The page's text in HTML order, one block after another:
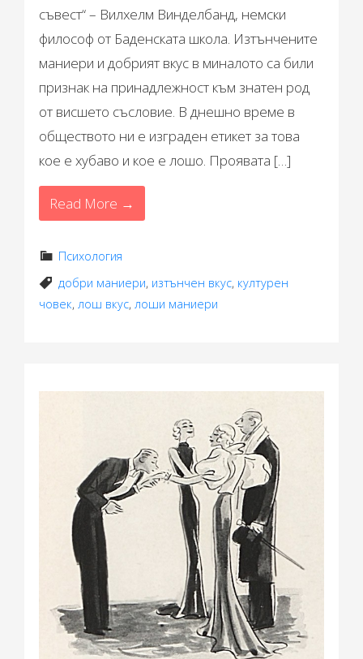
съвест“ – Вилхелм Винделбанд, немски
философ от Баденската школа. Изтънчените
маниери и добрият вкус в миналото са били
признак на принадлежност към знатен род
от висшето съсловие. В днешно време в
обществото ни е изграден етикет за това
кое е хубаво и кое е лошо. Проявата […]
Read More →
Психология
добри маниери, изтънчен вкус, културен
човек,лош вкус,лоши маниери